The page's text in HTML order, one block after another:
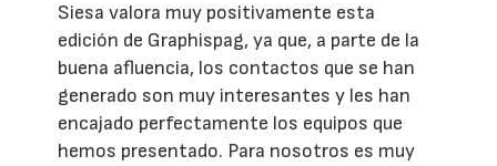
Siesa valora muy positivamente esta
edición de Graphispag, ya que, a parte de la
buena afluencia, los contactos que se han
generado son muy interesantes y les han
encajado perfectamente los equipos que
hemos presentado. Para nosotros es muy